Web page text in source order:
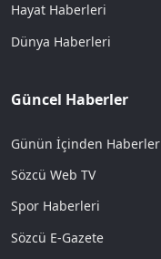
Hayat Haberleri
Dünya Haberleri
Güncel Haberler
Günün İçinden Haberler
Sözcü Web TV
Spor Haberleri
Sözcü E-Gazete